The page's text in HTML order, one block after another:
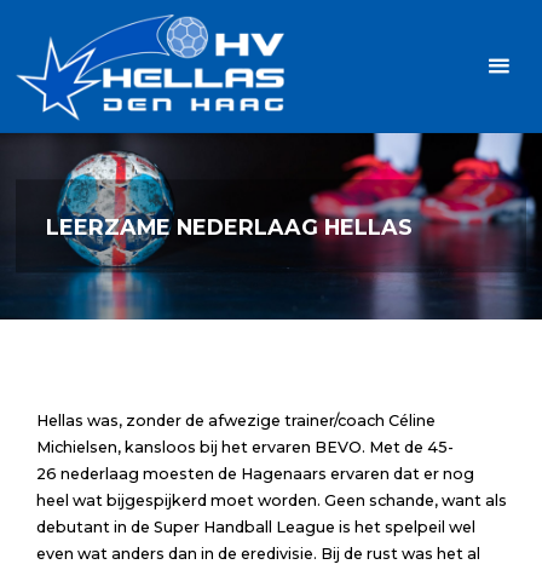
inhoud
LEERZAME NEDERLAAG HELLAS
Hellas was, zonder de afwezige trainer/coach Céline
Michielsen, kansloos bij het ervaren BEVO. Met de 45-
26 nederlaag moesten de Hagenaars ervaren dat er nog
heel wat bijgespijkerd moet worden. Geen schande, want als
debutant in de Super Handball League is het spelpeil wel
even wat anders dan in de eredivisie. Bij de rust was het al